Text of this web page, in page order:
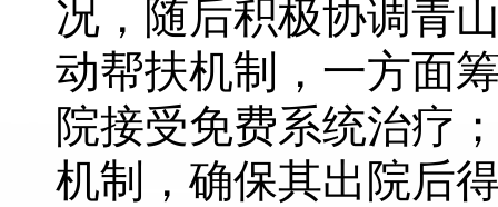
况，随后积极协调青
动帮扶机制，一方面
院接受免费系统治疗
机制，确保其出院后